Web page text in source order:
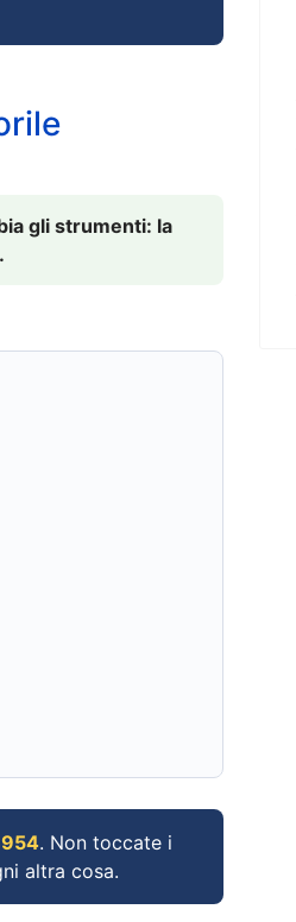
gli strumenti: la
. Non toccate i
altra cosa.